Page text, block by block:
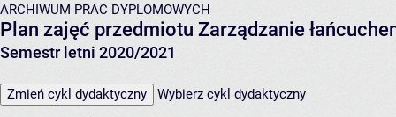
ARCHIWUM PRAC DYPLOMOWYCH
Plan zajęć przedmiotu Zarządzanie
Semestr letni 2020/2021
Zmień cykl dydaktyczny Wybierz cykl dydaktyczny